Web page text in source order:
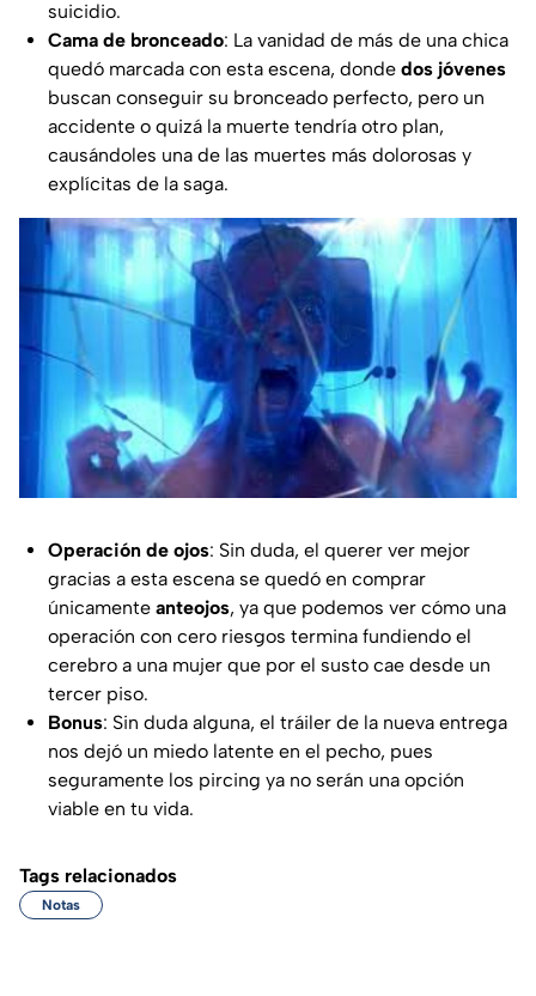
suicidio.
Cama de bronceado: La vanidad de más de una chica
quedó marcada con esta escena, donde dos jóvenes
buscan conseguir su bronceado perfecto, pero un
accidente o quizá la muerte tendría otro plan,
causándoles una de las muertes más dolorosas y
explícitas de la saga.
Operación de ojos: Sin duda, el querer ver mejor
gracias a esta escena se quedó en comprar
únicamente anteojos, ya que podemos ver cómo una
operación con cero riesgos termina fundiendo el
cerebro a una mujer que por el susto cae desde un
tercer piso.
Bonus: Sin duda alguna, el tráiler de la nueva entrega
nos dejó un miedo latente en el pecho, pues
seguramente los pircing ya no serán una opción
viable en tu vida.
Tags relacionados
Notas